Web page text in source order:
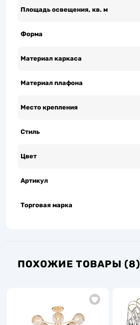
Площадь освещения, кв. м
Форма
Материал каркаса
Материал плафона
Место крепления
Стиль
Цвет
Артикул
Торговая марка
ПОХОЖИЕ ТОВАРЫ (8)